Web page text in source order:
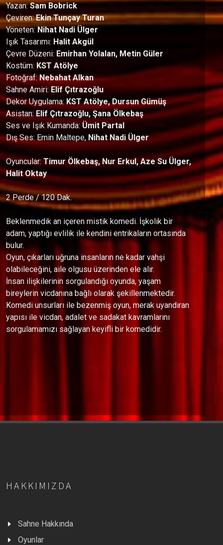
Yazan:Sam Bobrick
Çeviren:Ekin Tunçay Turan
Yöneten:Nihat Nadi Ülger
Işık Tasarımı: Halit Akgül
Çevre Düzeni: Emirhan Yolalan, Metin Güler
Kostüm: KST Atölye
Fotoğraf:Nebahat Alkan
Sahne Amiri:Elif Çıtrazoğlu
Dekor Uygulama:KST Atölye, Dursun Gümüş
Asistan:Elif Çıtrazoğlu, Şana Ölkebaş
Ses ve Işık Kumanda:Ümit Partal
Dış Ses: Emin Maltepe, Nihat Nadi Ülger
Oyuncular:Timur Ölkebaş, Nur Erkul, Aze Su Ülger,
Halit Oktay
2 Perde / 120 Dak.
Beklenmedik an içeren mistik komedi. İşkolik bir
adam, yaptığı evlilik ile kendini entrikaların ortasında
bulur.
Oyun, çıkarları uğruna insanların ne kadar vahşi
olabileceğini, aile olgusu üzerinden ele alır.
İnsan ilişkilerinin sorgulandığı oyunda, yaşam
bireylerin vicdanına bağlı olarak şekillenmektedir.
Komedi unsurları ile bezenmiş oyun, merak uyandıran
yapısı ile vicdan, adalet ve sadakat kavramlarını
sorgulamamızı sağlayan keyifli bir komedidir.
HAKKIMIZDA
Sahne Hakkında
Oyunlar